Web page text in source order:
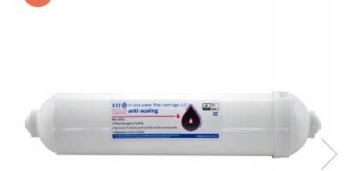
Filtre 10"
Filtre Cintropur
Sisteme duplex / triplex
Filtre speciale